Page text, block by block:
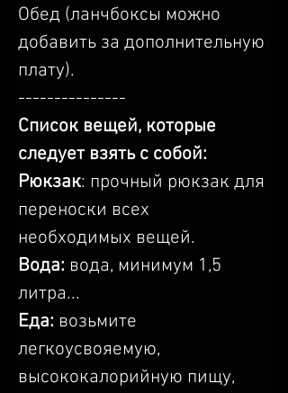
Обед (ланчбоксы можно
добавить за дополнительную
плату).
---------------
Список вещей, которые
следует взять с собой:
Рюкзак: прочный рюкзак для
переноски всех
необходимых вещей.
Вода: вода, минимум 1,5
литра...
Еда: возьмите
легкоусвояемую,
высококалорийную пищу,